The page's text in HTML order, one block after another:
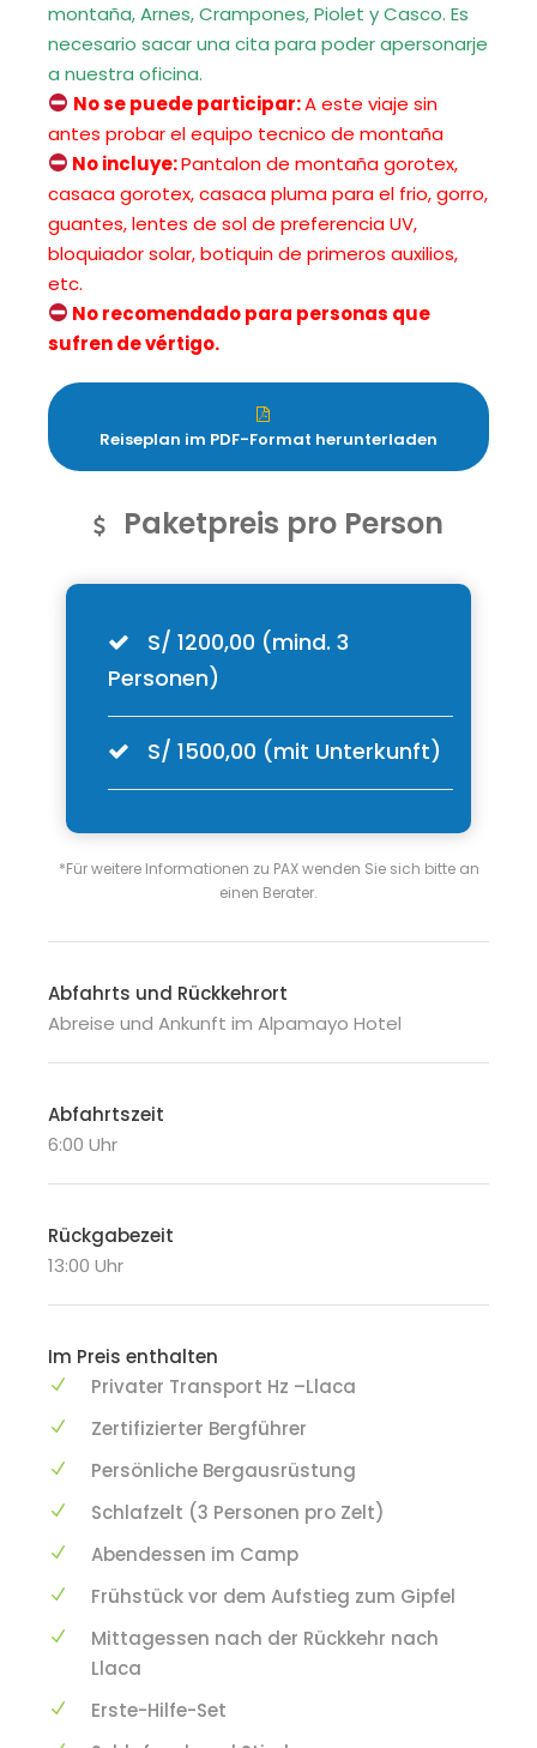
montaña, Arnes, Crampones, Piolet y Casco. Es
necesario sacar una cita para poder apersonarje
a nuestra oficina.
No se puede participar:A este viaje sin
antes probar el equipo tecnico de montaña
No incluye:Pantalon de montaña gorotex,
casaca gorotex, casaca pluma para el frio, gorro,
guantes, lentes de sol de preferencia UV,
bloquiador solar, botiquin de primeros auxilios,
etc.
No recomendado para personas que
sufren de vértigo.
Reiseplan im PDF-Format herunterladen
Paketpreis pro Person
S/ 1200,00 (mind. 3
Personen)
S/ 1500,00 (mit Unterkunft)
*Für weitere Informationen zu PAX wenden Sie sich bitte an
einen Berater.
Abfahrts und Rückkehrort
Abreise und Ankunft im Alpamayo Hotel
Abfahrtszeit
6:00 Uhr
Rückgabezeit
13:00 Uhr
Im Preis enthalten
Privater Transport Hz –Llaca
Zertifizierter Bergführer
Persönliche Bergausrüstung
Schlafzelt (3 Personen pro Zelt)
Abendessen im Camp
Frühstück vor dem Aufstieg zum Gipfel
Mittagessen nach der Rückkehr nach
Llaca
Erste-Hilfe-Set